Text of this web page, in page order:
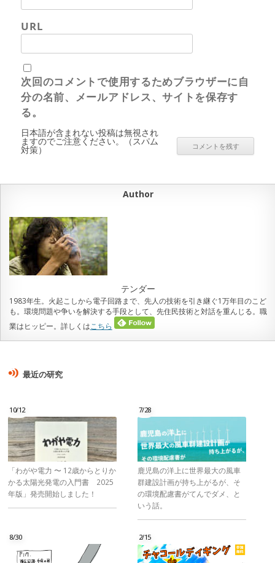
URL
次回のコメントで使用するためブラウザーに自
分の名前、メールアドレス、サイトを保存す
る。
日本語が含まれない投稿は無視され
ますのでご注意ください。（スパム
対策）
Author
テンダー
1983年生。火起こしから電子回路まで、先人の技術を引き継ぐ1万年目のこど
も。環境問題や争いを解決する手段として、先住民技術と対話を重んじる。職
業はヒッピー。詳しくは こちら
最近の研究
10/12
「わがや電力 〜 12歳からとりか
かる太陽光発電の入門書 2025
年版」発売開始しました！
7/28
鹿児島の洋上に世界最大の風車
群建設計画が持ち上がるが、そ
の環境配慮書がてんでダメ、と
いう話。
8/30 2/15